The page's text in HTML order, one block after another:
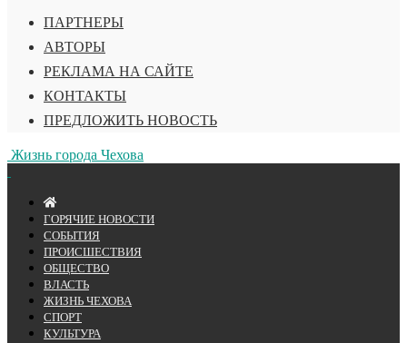
ПАРТНЕРЫ
АВТОРЫ
РЕКЛАМА НА САЙТЕ
КОНТАКТЫ
ПРЕДЛОЖИТЬ НОВОСТЬ
Жизнь города Чехова
ГОРЯЧИЕ НОВОСТИ
СОБЫТИЯ
ПРОИСШЕСТВИЯ
ОБЩЕСТВО
ВЛАСТЬ
ЖИЗНЬ ЧЕХОВА
СПОРТ
КУЛЬТУРА